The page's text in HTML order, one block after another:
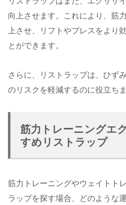
向上させます。これにより、筋
上させ、リフトやプレスをより
とができます。
さらに、リストラップは、ひず
のリスクを軽減するのに役立ちま
筋力トレーニングエ
すめリストラップ
筋力トレーニングやウェイトト
ラップを探す場合、どのような